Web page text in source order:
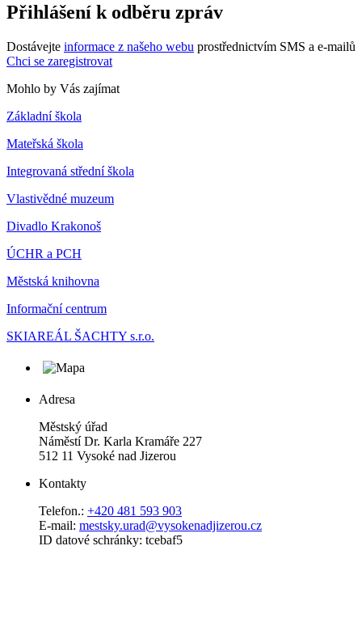
Přihlášení k odběru zpráv
Dostávejte informace z našeho webu prostřednictvím SMS a e-mailů
Chci se zaregistrovat
Mohlo by Vás zajímat
Základní škola
Mateřská škola
Integrovaná střední škola
Vlastivědné muzeum
Divadlo Krakonoš
ÚCHR a PCH
Městská knihovna
Informační centrum
SKIAREÁL ŠACHTY s.r.o.
Adresa
Městský úřad
Náměstí Dr. Karla Kramáře 227
512 11 Vysoké nad Jizerou
Kontakty
Telefon.: +420 481 593 903
E-mail: mestsky.urad@vysokenadjizerou.cz
ID datové schránky: tcebaf5